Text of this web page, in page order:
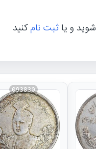
و یاثبت نامکنید
093830